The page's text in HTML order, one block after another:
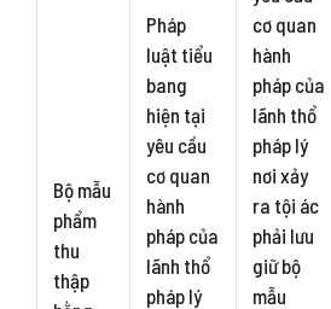
Bộ mẫu
phẩm
thu
thập
Pháp
luật tiểu
bang
hiện tại
yêu cầu
cơ quan
hành
pháp của
lãnh thổ
pháp lý
cơ quan
hành
pháp của
lãnh thổ
pháp lý
nơi xảy
ra tội ác
phải lưu
giữ bộ
mẫu